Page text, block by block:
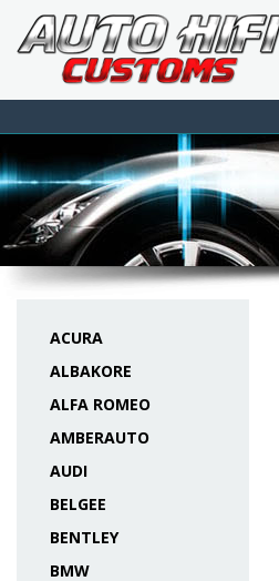
ACURA
ALBAKORE
ALFA ROMEO
AMBERAUTO
AUDI
BELGEE
BENTLEY
BMW